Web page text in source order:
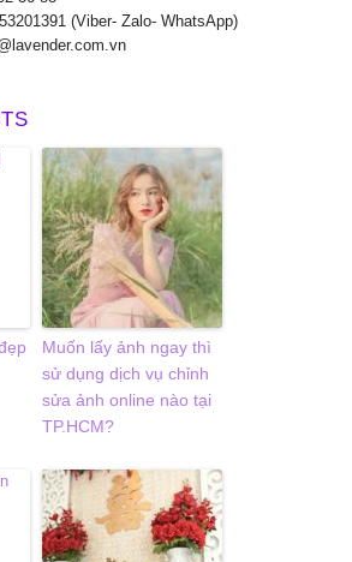
(Viber- Zalo- WhatsApp)
Muốn lấy ảnh ngay thì
sử dụng dịch vụ chỉnh
sửa ảnh online nào tại
TP.HCM?